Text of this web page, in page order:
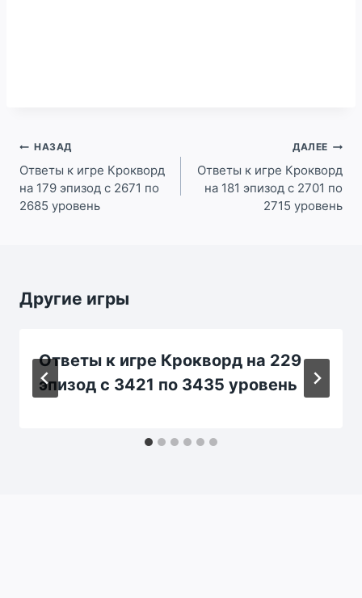
Навигация
по
записям
НАЗАД
Ответы к игре Крокворд
на 179 эпизод с 2671 по
2685 уровень
ДАЛЕЕ
Ответы к игре Крокворд
на 181 эпизод с 2701 по
2715 уровень
Другие игры
Ответы к игре Крокворд на 229
эпизод с 3421 по 3435 уровень